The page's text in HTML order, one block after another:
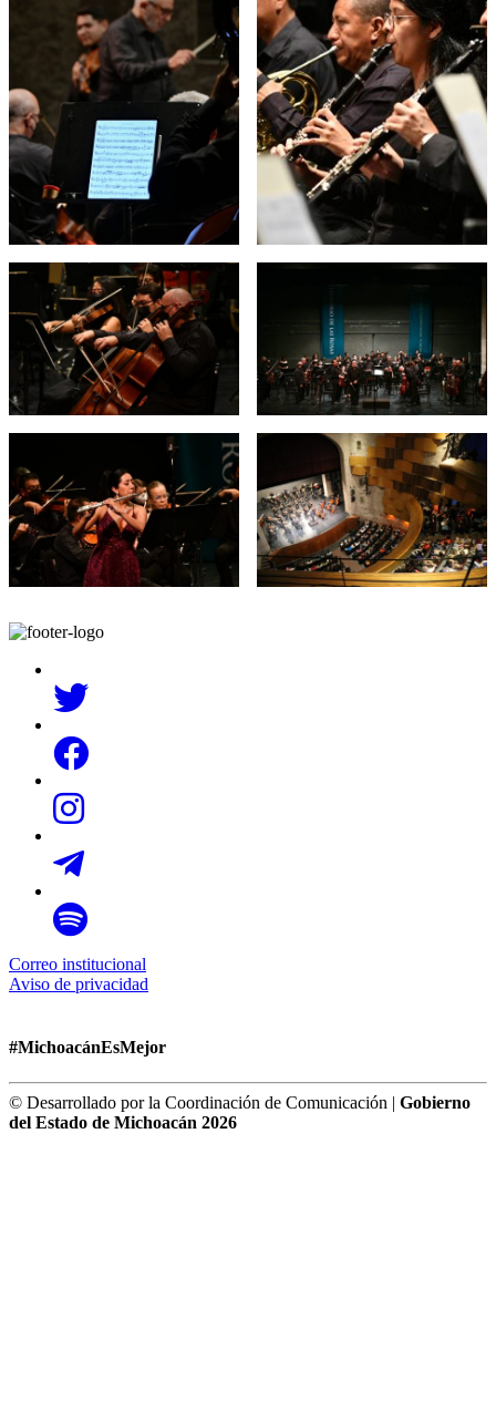
Correo institucional
Aviso de privacidad
#MichoacánEsMejor
© Desarrollado por la Coordinación de Comunicación | Gobierno
del Estado de Michoacán 2026